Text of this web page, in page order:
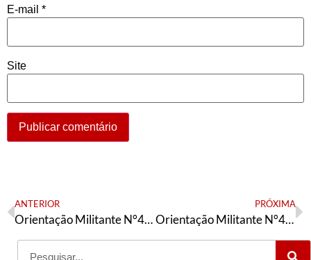
E-mail *
Site
ANTERIOR
Orientação Militante N°491 (18 de setembro de 2025)
PRÓXIMA
Orientação Militante N°493 (18 de setembro de 2025)